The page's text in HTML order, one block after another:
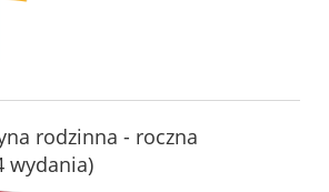
rodzinna - roczna
wydania)